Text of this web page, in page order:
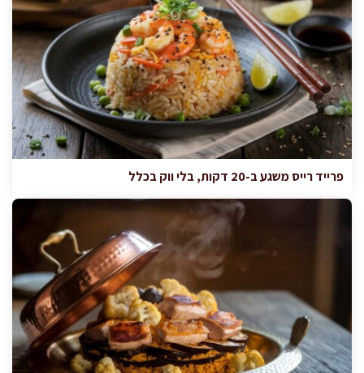
פרייד רייס משגע ב-20 דקות, בלי ווק בכלל